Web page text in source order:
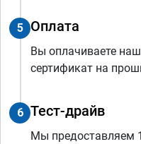
5 Оплата
Вы оплачиваете
сертификат на
6 Тест-драйв
Мы предоставляем